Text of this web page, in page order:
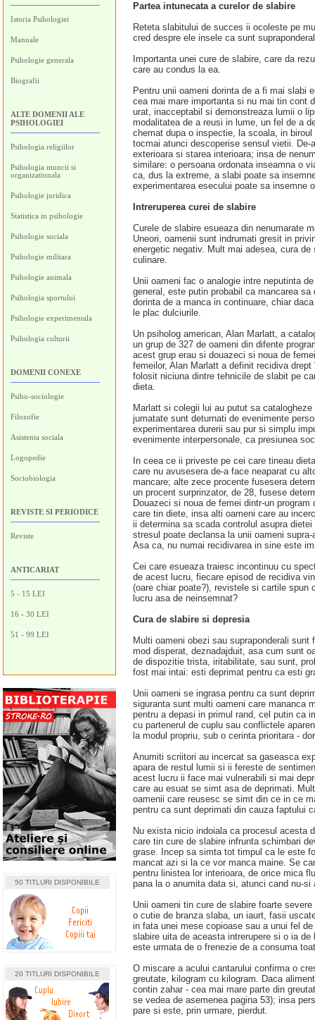
Istoria Psihologiei
Manuale
Psihologie generala
Biografii
ALTE DOMENII ALE
PSIHOLOGIEI
Psihologia religiilor
Psihologia muncii si
organizationala
Psihologie juridica
Statistica in psihologie
Psihologie sociala
Psihologie militara
Psihologie animala
Psihologia sportului
Psihologie experimentala
Psihologia culturii
DOMENII CONEXE
Psiho-sociologie
Filozofie
Asistenta sociala
Logopedie
Sociobiologia
REVISTE SI PERIODICE
Reviste
ANTICARIAT
5 - 15 LEI
16 - 30 LEI
51 - 99 LEI
50 TITLURI DISPONIBILE
20 TITLURI DISPONIBILE
Partea intunecata a curelor de slabire
Reteta slabitului de succes ii ocoleste pe
cred despre ele insele ca sunt
Importanta unei cure de slabire, care da
care au condus la ea.
Pentru unii oameni dorinta de a fi mai slabi
cea mai mare importanta si nu mai tin cont
urat, inacceptabil si demonstreaza lumii o
modalitatea de a reusi in lume, un fel de a
chemat dupa o inspectie, la scoala, in
tocmai atunci descoperise sensul vietii.
exterioara si starea interioara; insa de
similare: o persoana ordonata inseamna o
ca, dus la extreme, a slabi poate sa
experimentarea esecului poate sa insemne
Intreruperea curei de slabire
Curele de slabire esueaza din nenumarate
Uneori, oamenii sunt indrumati gresit in
energetic negativ. Mult mai adesea, cura
culinare.
Unii oameni fac o analogie intre neputinta
general, este putin probabil ca mancarea
dorinta de a manca in continuare, chiar
le plac dulciurile.
Un psiholog american, Alan Marlatt, a
un grup de 327 de oameni din difente
acest grup erau si douazeci si noua de
femeilor, Alan Marlatt a definit recidiva
folosit niciuna dintre tehnicile de slabit pe
dieta.
Marlatt si colegii lui au putut sa
jumatate sunt deturnati de evenimente
experimentarea durerii sau pur si simplu
evenimente interpersonale, ca presiunea
In ceea ce ii priveste pe cei care tineau
care nu avusesera de-a face neaparat cu
mancare; alte zece procente fusesera
un procent surprinzator, de 28, fusese
Douazeci si noua de femei dintr-un
care tin diete, insa alti oameni care au
ii determina sa scada controlul asupra
stresul poate declansa la unii oameni
Asa ca, nu numai recidivarea in sine este
Cei care esueaza traiesc incontinuu cu
de acest lucru, fiecare episod de recidiva
(oare chiar poate?), revistele si cartile
lucru asa de neinsemnat?
Cura de slabire si depresia
Multi oameni obezi sau supraponderali
mod disperat, deznadajduit, asa cum sunt
de dispozitie trista, iritabilitate, sau sunt,
fost mai intai: esti deprimat pentru ca esti
Unii oameni se ingrasa pentru ca sunt
siguranta sunt multi oameni care mananca
pentru a depasi in primul rand, cel putin ca
cu partenerul de cuplu sau conflictele
la modul propriu, sub o cerinta prioritara -
Anumiti scriitori au incercat sa gaseasca
apara de restul lumii si ii fereste de
acest lucru ii face mai vulnerabili si mai
care au esuat se simt asa de deprimati.
oamenii care reusesc se simt din ce in ce
pentru ca sunt deprimati din cauza faptului
Nu exista nicio indoiala ca procesul acesta
care tin cure de slabire infrunta schimbari
grase. Incep sa simta tot timpul ca le este
mancat azi si la ce vor manca maine. Se
pentru linistea lor interioara, de orice mica
pana la o anumita data si, atunci cand nu-
Unii oameni tin cure de slabire foarte
o cutie de branza slaba, un iaurt, fasii
in fata unei mese copioase sau a unui fel
slabire uita de aceasta intrerupere si o ia
este urmata de o frenezie de a consuma
O miscare a acului cantarului confirma o
greutate, kilogram cu kilogram. Daca
contin zahar - cea mai mare parte din
se vedea de asemenea pagina 53); insa
pare si este, prin urmare, pierdut.